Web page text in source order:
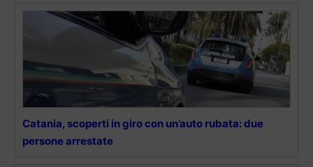
Catania, scoperti in giro con un’auto rubata: due
persone arrestate